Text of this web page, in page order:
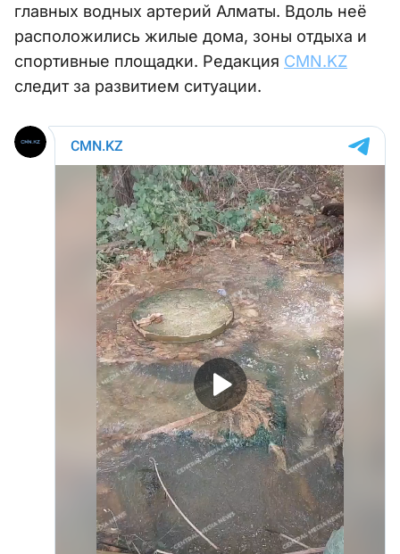
главных водных артерий Алматы. Вдоль неё
расположились жилые дома, зоны отдыха и
спортивные площадки. Редакция CMN.KZ
следит за развитием ситуации.